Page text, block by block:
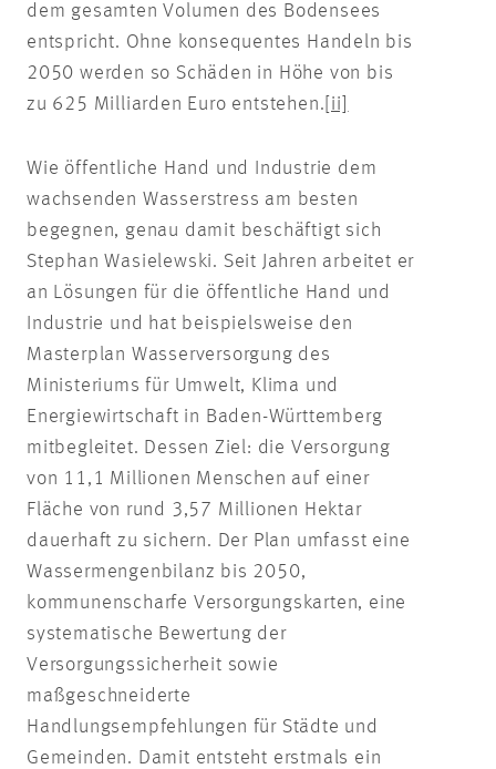
dem gesamten Volumen des Bodensees
entspricht. Ohne konsequentes Handeln bis
2050 werden so Schäden in Höhe von bis
zu 625 Milliarden Euro entstehen. [ii]
Wie öffentliche Hand und Industrie dem
wachsenden Wasserstress am besten
begegnen, genau damit beschäftigt sich
Stephan Wasielewski. Seit Jahren arbeitet er
an Lösungen für die öffentliche Hand und
Industrie und hat beispielsweise den
Masterplan Wasserversorgung des
Ministeriums für Umwelt, Klima und
Energiewirtschaft in Baden-Württemberg
mitbegleitet. Dessen Ziel: die Versorgung
von 11,1 Millionen Menschen auf einer
Fläche von rund 3,57 Millionen Hektar
dauerhaft zu sichern. Der Plan umfasst eine
Wassermengenbilanz bis 2050,
kommunenscharfe Versorgungskarten, eine
systematische Bewertung der
Versorgungssicherheit sowie
maßgeschneiderte
Handlungsempfehlungen für Städte und
Gemeinden. Damit entsteht erstmals ein